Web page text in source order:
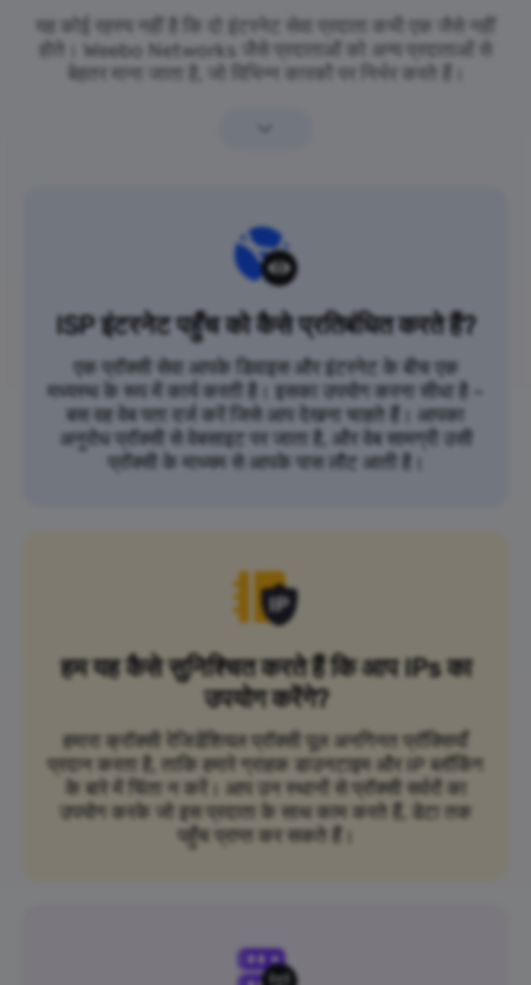
यह कोई रहस्य नहीं है कि दो इंटरनेट सेवा प्रदाता कभी एक जैसे नहीं
होते। Weebo Networks जैसे प्रदाताओं को अन्य प्रदाताओं से
बेहतर माना जाता है, जो विभिन्न कारकों पर निर्भर करते हैं।
ISP इंटरनेट पहुँच को कैसे प्रतिबंधित करते हैं?
एक प्रॉक्सी सेवा आपके डिवाइस और इंटरनेट के बीच एक
मध्यस्थ के रूप में कार्य करती है। इसका उपयोग करना सीधा है –
बस वह वेब पता दर्ज करें जिसे आप देखना चाहते हैं। आपका
अनुरोध प्रॉक्सी से वेबसाइट पर जाता है, और वेब सामग्री उसी
प्रॉक्सी के माध्यम से आपके पास लौट आती है।
हम यह कैसे सुनिश्चित करते हैं कि आप IPs का
उपयोग करेंगे?
हमारा क्रॉक्सी रेजिडेंशियल प्रॉक्सी पूल अनगिनत प्रॉक्सियाँ
प्रदान करता है, ताकि हमारे ग्राहक डाउनटाइम और IP ब्लॉकिंग
के बारे में चिंता न करें। आप उन स्थानों से प्रॉक्सी सर्वरों का
उपयोग करके जो इस प्रदाता के साथ काम करते हैं, डेटा तक
पहुँच प्राप्त कर सकते हैं।